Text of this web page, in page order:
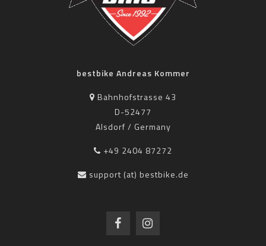
bestbike Andreas Kommer
Bahnhofstrasse 43
D-52477
Alsdorf / Germany
+49 2404 87272
support (at) bestbike.de